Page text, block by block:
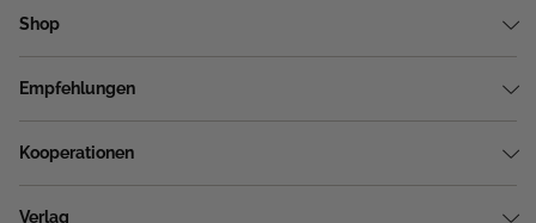
Shop
Empfehlungen
Kooperationen
Verlag